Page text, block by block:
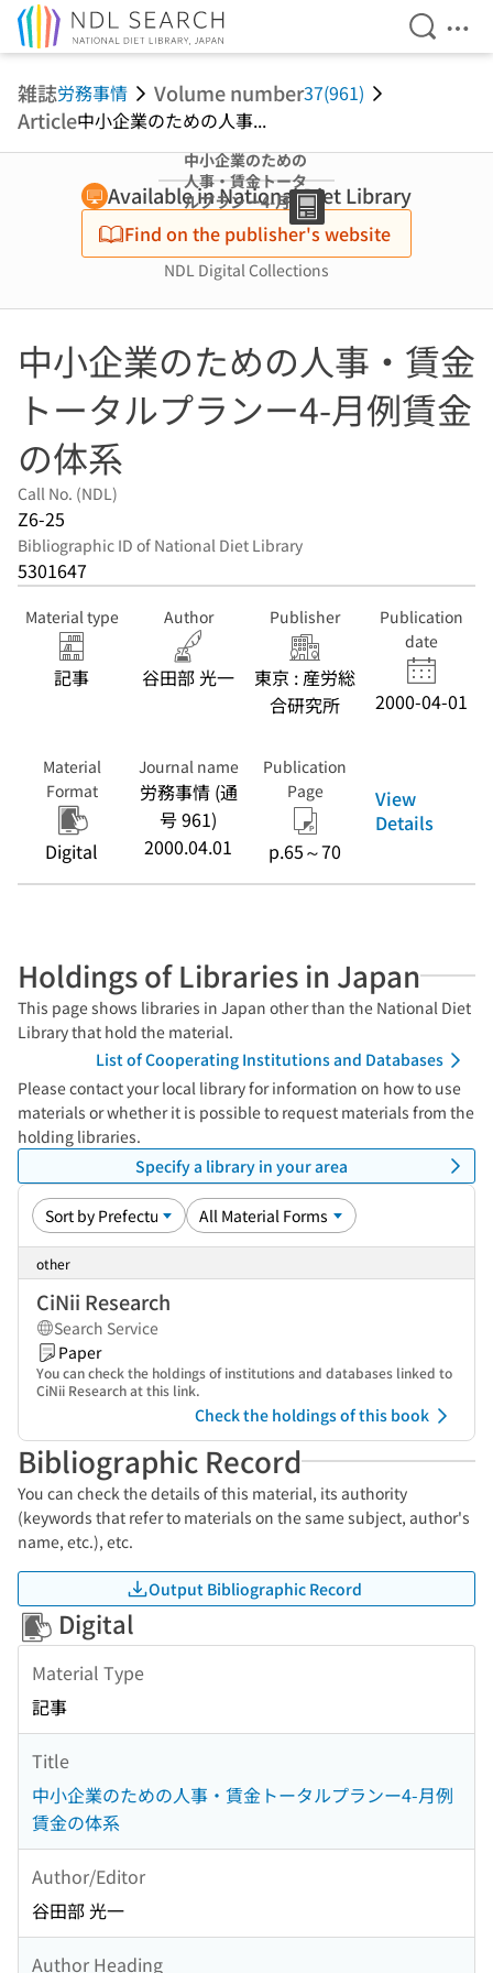
Open
雑誌労務事情 Volume number37(961)
Article中小企業のための人事...
中小企業のための
人事・賃金トータ
ルプランー4-月例
賃金の体系
Available in National Diet Library
Find on the publisher's website
NDL Digital Collections
中小企業のための人事・賃金
トータルプランー4-月例賃金
の体系
Call No. (NDL)
Z6-25
Bibliographic ID of National Diet Library
5301647
Material type
記事
Author
谷田部 光一
Publisher
東京 : 産労総
合研究所
Publication
date
2000-04-01
Material
Format
Digital
Journal name
労務事情 (通
号 961)
2000.04.01
Publication
Page
p.65～70
View
Details
Holdings of Libraries in Japan
This page shows libraries in Japan other than the National Diet
Library that hold the material.
List of Cooperating Institutions and Databases
Please contact your local library for information on how to use
materials or whether it is possible to request materials from the
holding libraries.
Specify a library in your area
other
CiNii Research
Search Service
Paper
You can check the holdings of institutions and databases linked to
CiNii Research at this link.
Check the holdings of this book
Bibliographic Record
You can check the details of this material, its authority
(keywords that refer to materials on the same subject, author's
name, etc.), etc.
Output Bibliographic Record
Digital
Material Type
記事
Title
中小企業のための人事・賃金トータルプランー4-月例
賃金の体系
Author/Editor
谷田部 光一
Author Heading